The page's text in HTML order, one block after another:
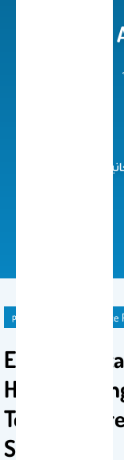
الميكانيكية، مكتب رقم
publication Conference
Heat
System